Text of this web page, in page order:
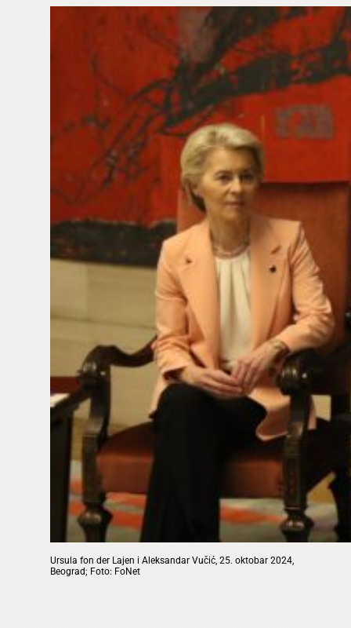
Ursula fon der Lajen i Aleksandar Vučić, 25. oktobar 2024,
Beograd; Foto: FoNet